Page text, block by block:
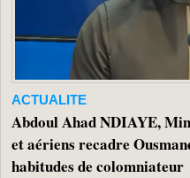
ACTUALITE
Abdoul Ahad NDIAYE,
et aériens recadre
habitudes de colomniateur